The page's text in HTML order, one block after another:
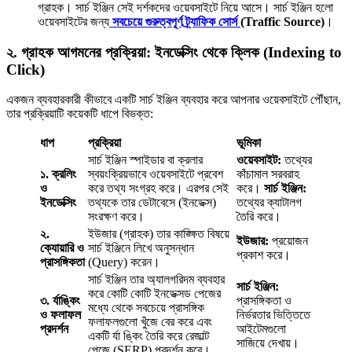
গ্রাহক। সার্চ ইঞ্জিন সেই দর্শকদের ওয়েবসাইটে নিয়ে আসে। সার্চ ইঞ্জিন হলো
ওয়েবসাইটের জন্য সবচেয়ে গুরুত্বপূর্ণ ট্র্যাফিক সোর্স(Traffic Source) ।
২. গ্রাহক আগমনের প্রক্রিয়া: ইনডেক্সিং থেকে ক্লিক (Indexing to
Click)
একজন ব্যবহারকারী কীভাবে একটি সার্চ ইঞ্জিন ব্যবহার করে আপনার ওয়েবসাইটে পৌঁছান,
তার প্রক্রিয়াটি কয়েকটি ধাপে বিভক্ত:
ধাপ প্রক্রিয়া ভূমিকা
১. ক্রলিং
ও
ইনডেক্সিং
সার্চ ইঞ্জিন স্পাইডার বা ক্রলার
স্বয়ংক্রিয়ভাবে ওয়েবসাইটে প্রবেশ
করে তথ্য সংগ্রহ করে। এরপর সেই
তথ্যকে তার ডেটাবেসে (ইনডেক্স)
সংরক্ষণ করে।
ওয়েবসাইট: তথ্যের
কাঁচামাল সরবরাহ
করে। সার্চ ইঞ্জিন:
তথ্যের ক্যাটালগ
তৈরি করে।
২.
ক্যোয়ারি ও
প্রাসঙ্গিকতা
ইউজার (গ্রাহক) তার কাঙ্ক্ষিত বিষয়ে
সার্চ ইঞ্জিনে লিখে অনুসন্ধান
(Query) করেন।
ইউজার: প্রয়োজন
প্রকাশ করে।
৩. র্যাঙ্কিং
ও ফলাফল
প্রদর্শন
সার্চ ইঞ্জিন তার অ্যালগরিদম ব্যবহার
করে কোটি কোটি ইনডেক্সড পেজের
মধ্যে থেকে সবচেয়ে প্রাসঙ্গিক
ফলাফলগুলো খুঁজে বের করে এবং
একটি র্যা ঙ্কিং তৈরি করে রেজাল্ট
সার্চ ইঞ্জিন:
প্রাসঙ্গিকতা ও
নির্ভরতার ভিত্তিতে
আইটেমগুলো
সাজিয়ে দেখায়।